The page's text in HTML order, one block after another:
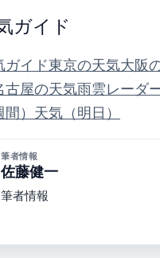
ガイド
ガイド東京の天気大阪
古屋の天気雨雲レーダ
） 天気（明日）
筆者情報
佐藤健一
筆者情報